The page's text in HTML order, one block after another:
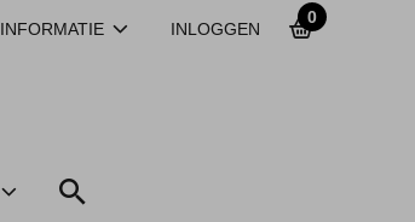
INFORMATIE INLOGGEN
0